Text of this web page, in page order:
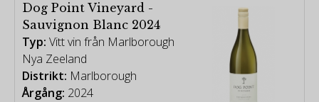
Dog Point Vineyard -
Sauvignon Blanc 2024
Typ: Vitt vin från Marlborough
Nya Zeeland
Distrikt: Marlborough
Årgång: 2024